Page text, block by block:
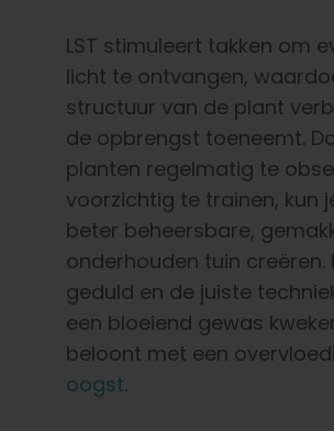
LST stimuleert takken om
licht te ontvangen,
structuur van de plant
de opbrengst toeneemt.
planten regelmatig te
voorzichtig te trainen, kun
beter beheersbare,
onderhouden tuin creëren.
geduld en de juiste
een bloeiend gewas
beloont met een
oogst.